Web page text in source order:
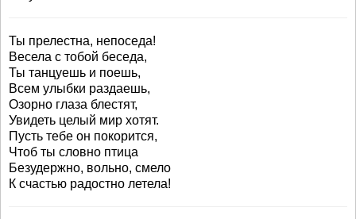
Ты прелестна, непоседа!
Весела с тобой беседа,
Ты танцуешь и поешь,
Всем улыбки раздаешь,
Озорно глаза блестят,
Увидеть целый мир хотят.
Пусть тебе он покорится,
Чтоб ты словно птица
Безудержно, вольно, смело
К счастью радостно летела!